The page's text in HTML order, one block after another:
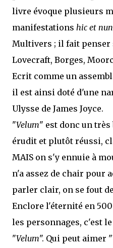
livre évoque plusieurs
manifestations hic et
Multivers ; il fait penser
Lovecraft, Borges,
Ecrit comme un
il est ainsi doté d'une
Ulysse de James Joyce.
"Velum" est donc un très
érudit et plutôt réussi,
MAIS on s'y ennuie à
n'a assez de chair pour
parler clair, on se fout
Enclore l'éternité en
les personnages, c'est
"Velum". Qui peut aimer "